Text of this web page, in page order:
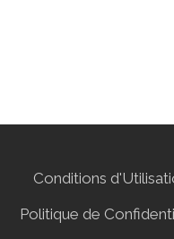
Conditions
Politique de